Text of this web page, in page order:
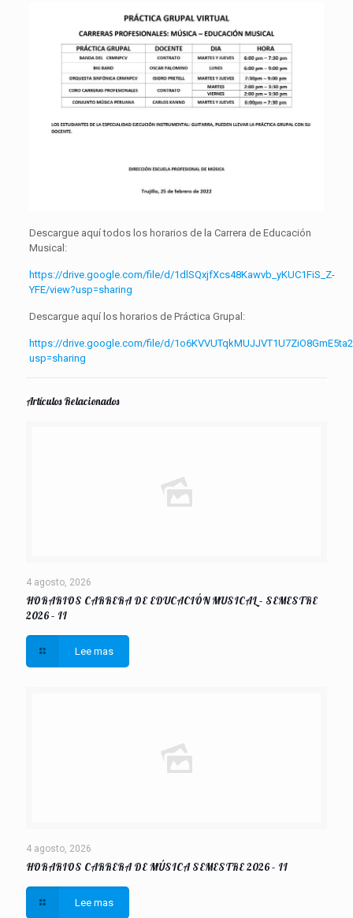
Descargue aquí todos los horarios de la Carrera de Educación
Musical:
https://drive.google.com/file/d/1dlSQxjfXcs48Kawvb_yKUC1FiS_Z-
YFE/view?usp=sharing
Descargue aquí los horarios de Práctica Grupal:
https://drive.google.com/file/d/
usp=sharing
Artículos Relacionados
4 agosto, 2026
HORARIOS CARRERA DE EDUCACIÓN MUSICAL – SEMESTRE
2026 – II
Lee mas
4 agosto, 2026
HORARIOS CARRERA DE MÚSICA SEMESTRE 2026 – II
Lee mas